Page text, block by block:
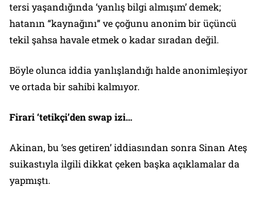
tersi yaşandığında ‘yanlış bilgi almışım’ demek;
hatanın “kaynağını” ve çoğunu anonim bir üçüncü
tekil şahsa havale etmek o kadar sıradan değil.
Böyle olunca iddia yanlışlandığı halde anonimleşiyor
ve ortada bir sahibi kalmıyor.
Firari ‘tetikçi’den swap izi…
Akinan, bu ‘ses getiren’ iddiasından sonra Sinan Ateş
suikastıyla ilgili dikkat çeken başka açıklamalar da
yapmıştı.